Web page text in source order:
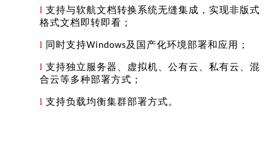
l 支持与软航文档转换系统无缝集成，实现非版式
格式文档即转即看；
l 同时支持Windows及国产化环境部署和应用；
l 支持独立服务器、虚拟机、公有云、私有云、混
合云等多种部署方式；
l 支持负载均衡集群部署方式。